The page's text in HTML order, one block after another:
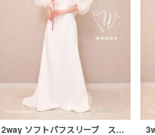
2way ソフトパフスリーブ スレンダードレス〈PD-WDOR-2112〉